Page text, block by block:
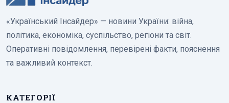
«Український Інсайдер» — новини України: війна,
політика, економіка, суспільство, регіони та світ.
Оперативні повідомлення, перевірені факти, пояснення
та важливий контекст.
КАТЕГОРІЇ